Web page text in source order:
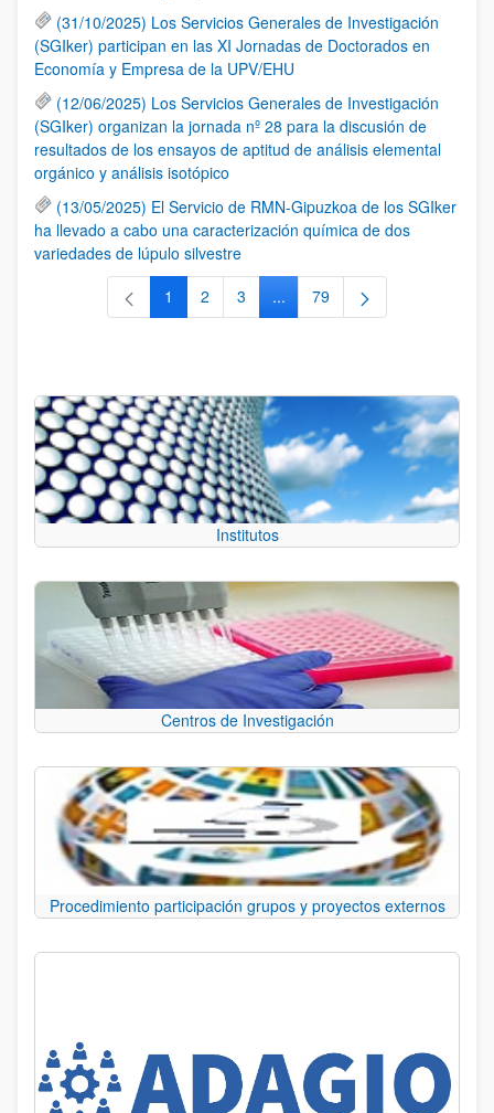
(31/10/2025) Los Servicios Generales de Investigación
(SGIker) participan en las XI Jornadas de Doctorados en
Economía y Empresa de la UPV/EHU
(12/06/2025) Los Servicios Generales de Investigación
(SGIker) organizan la jornada nº 28 para la discusión de
resultados de los ensayos de aptitud de análisis elemental
orgánico y análisis isotópico
(13/05/2025) El Servicio de RMN-Gipuzkoa de los SGIker
ha llevado a cabo una caracterización química de dos
variedades de lúpulo silvestre
Página
1 Página
2 Página
3 ...Páginas intermedias Use TAB
Página
79
Institutos
Centros de Investigación
Procedimiento participación grupos y proyectos externos